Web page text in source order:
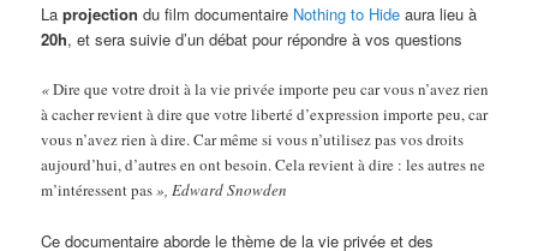
Laprojection du film documentaire Nothing to Hide aura lieu à
20h, et sera suivie d’un débat pour répondre à vos questions
«Dire que votre droit à la vie privée importe peu car vous n’avez rien
à cacher revient à dire que votre liberté d’expression importe peu, car
vous n’avez rien à dire. Car même si vous n’utilisez pas vos droits
aujourd’hui, d’autres en ont besoin. Cela revient à dire : les autres ne
m’intéressent pas», Edward Snowden
Ce documentaire aborde le thème de la vie privée et des